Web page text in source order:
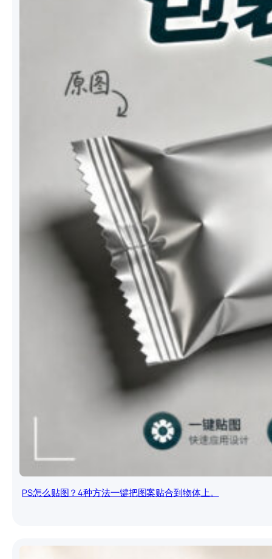
PS怎么贴图？4种方法一键把图案贴合到物体上。